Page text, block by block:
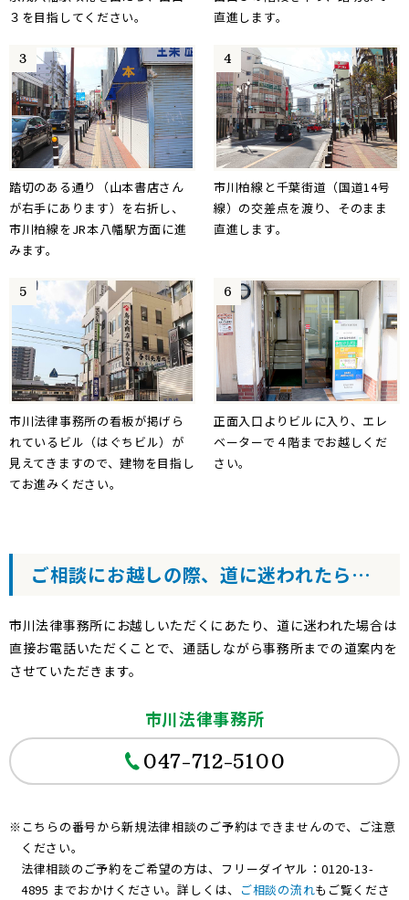
３を目指してください。
直進します。
踏切のある通り（山本書店さん
が右手にあります）を右折し、
市川柏線をJR本八幡駅方面に進
みます。
市川柏線と千葉街道（国道14号
線）の交差点を渡り、そのまま
直進します。
市川法律事務所の看板が掲げら
れているビル（はぐちビル）が
見えてきますので、建物を目指し
てお進みください。
正面入口よりビルに入り、エレ
ベーターで４階までお越しくだ
さい。
ご相談にお越しの際、道に迷われたら…
市川法律事務所にお越しいただくにあたり、道に迷われた場合は
直接お電話いただくことで、通話しながら事務所までの道案内を
させていただきます。
市川法律事務所
047-712-5100
※こちらの番号から新規法律相談のご予約はできませんので、ご注意
ください。
法律相談のご予約をご希望の方は、フリーダイヤル：0120-13-
4895 までおかけください。詳しくは、
ご相談の流れもご覧くださ